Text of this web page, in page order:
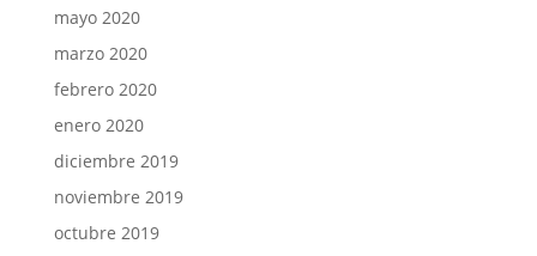
mayo 2020
marzo 2020
febrero 2020
enero 2020
diciembre 2019
noviembre 2019
octubre 2019